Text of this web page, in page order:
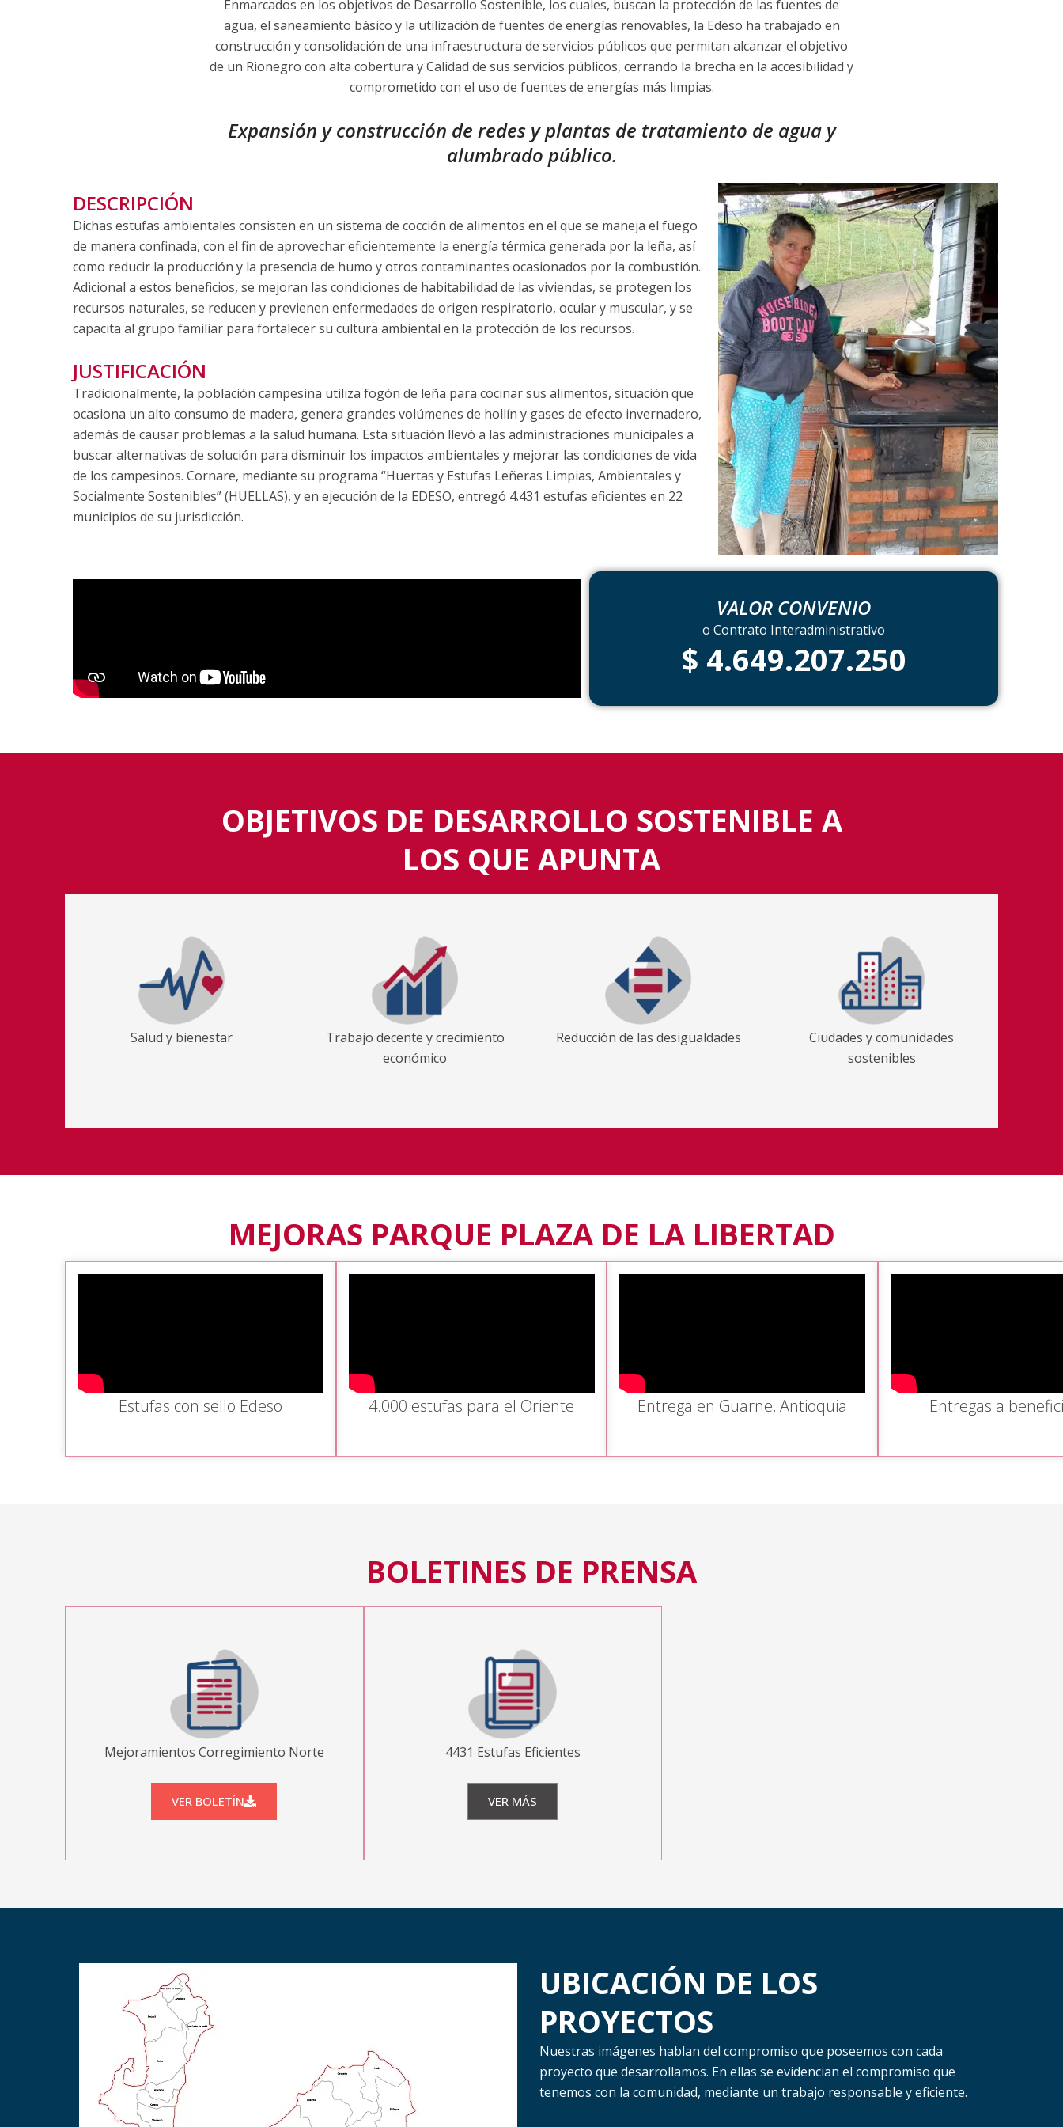
Enmarcados en los objetivos de Desarrollo Sostenible, los cuales, buscan la protección de las fuentes de
agua, el saneamiento básico y la utilización de fuentes de energías renovables, la Edeso ha trabajado en
construcción y consolidación de una infraestructura de servicios públicos que permitan alcanzar el objetivo
de un Rionegro con alta cobertura y Calidad de sus servicios públicos, cerrando la brecha en la accesibilidad y
comprometido con el uso de fuentes de energías más limpias.
Expansión y construcción de redes y plantas de tratamiento de agua y
alumbrado público.
DESCRIPCIÓN
Dichas estufas ambientales consisten en un sistema de cocción de alimentos en el que se maneja el fuego
de manera confinada, con el fin de aprovechar eficientemente la energía térmica generada por la leña, así
como reducir la producción y la presencia de humo y otros contaminantes ocasionados por la combustión.
Adicional a estos beneficios, se mejoran las condiciones de habitabilidad de las viviendas, se protegen los
recursos naturales, se reducen y previenen enfermedades de origen respiratorio, ocular y muscular, y se
capacita al grupo familiar para fortalecer su cultura ambiental en la protección de los recursos.
JUSTIFICACIÓN
Tradicionalmente, la población campesina utiliza fogón de leña para cocinar sus alimentos, situación que
ocasiona un alto consumo de madera, genera grandes volúmenes de hollín y gases de efecto invernadero,
además de causar problemas a la salud humana. Esta situación llevó a las administraciones municipales a
buscar alternativas de solución para disminuir los impactos ambientales y mejorar las condiciones de vida
de los campesinos. Cornare, mediante su programa “Huertas y Estufas Leñeras Limpias, Ambientales y
Socialmente Sostenibles” (HUELLAS), y en ejecución de la EDESO, entregó 4.431 estufas eficientes en 22
municipios de su jurisdicción.
VALOR CONVENIO
o Contrato Interadministrativo
$ 4.649.207.250
OBJETIVOS DE DESARROLLO SOSTENIBLE A
LOS QUE APUNTA
Salud y bienestar
Trabajo decente y crecimiento
económico
Reducción de las desigualdades
Ciudades y comunidades
sostenibles
MEJORAS PARQUE PLAZA DE LA LIBERTAD
Estufas con sello Edeso 4.000 estufas para el Oriente Entrega en Guarne, Antioquia Entregas a
BOLETINES DE PRENSA
Mejoramientos Corregimiento Norte
VER BOLETÍN
4431 Estufas Eficientes
VER MÁS
UBICACIÓN DE LOS
PROYECTOS
Nuestras imágenes hablan del compromiso que poseemos con cada
proyecto que desarrollamos. En ellas se evidencian el compromiso que
tenemos con la comunidad, mediante un trabajo responsable y eficiente.